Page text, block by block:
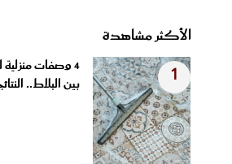
الأكثر مشاهدة
1
4 وصفات
بين البلاط..